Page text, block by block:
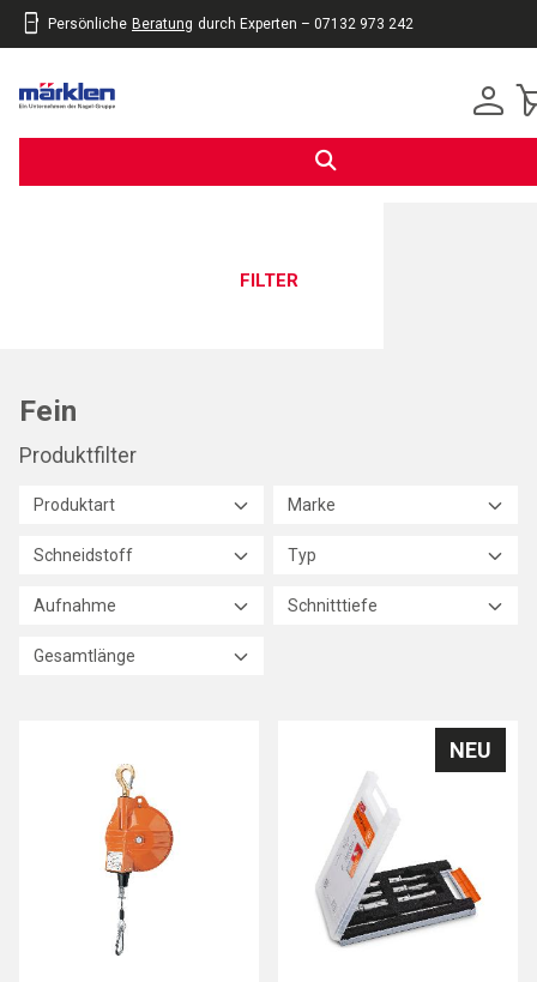
Persönliche Beratung durch Experten – 07132 973 242
FILTER
Fein
Produktfilter
Produktart Marke
Schneidstoff Typ
Aufnahme Schnitttiefe
Gesamtlänge
NEU